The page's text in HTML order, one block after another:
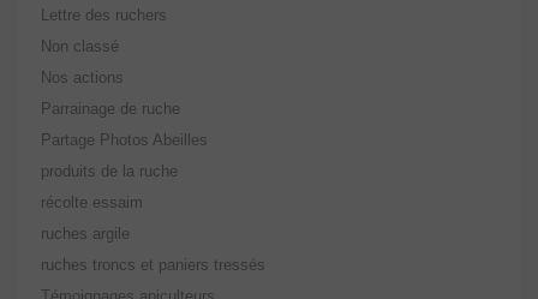
Lettre des ruchers
Non classé
Nos actions
Parrainage de ruche
Partage Photos Abeilles
produits de la ruche
récolte essaim
ruches argile
ruches troncs et paniers tressés